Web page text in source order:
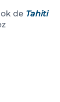
de Tahiti